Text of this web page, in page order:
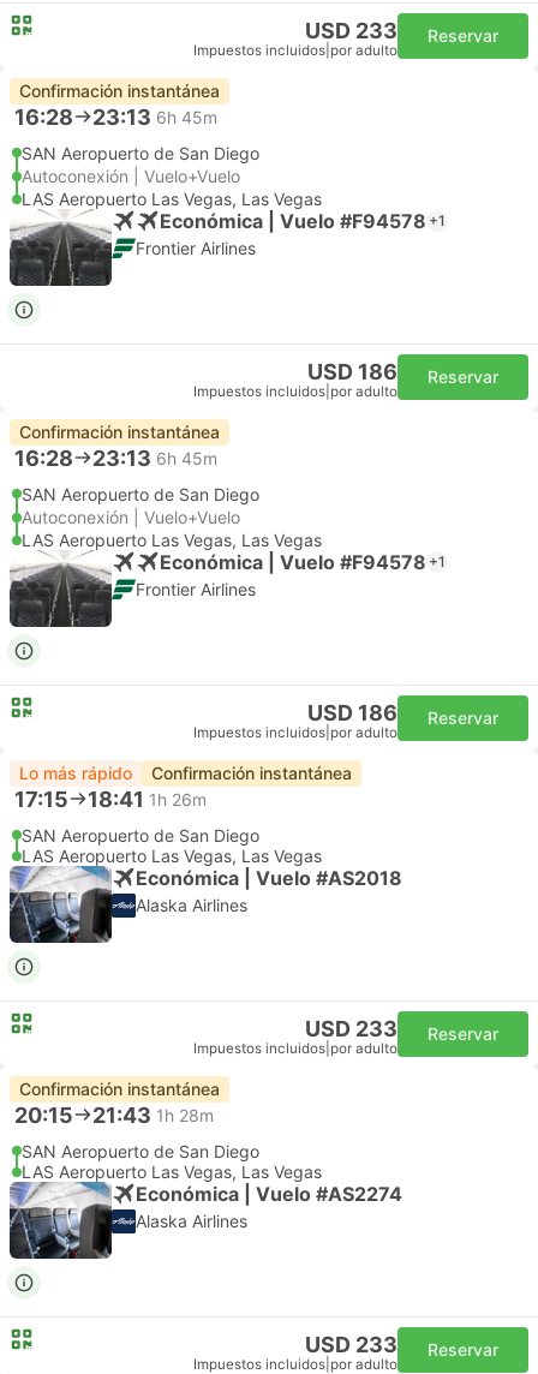
USD 233
Impuestos incluidos por adulto
Reservar
Confirmación instantánea
16:28 23:13 6h 45m
SAN Aeropuerto de San Diego
Autoconexión | Vuelo+Vuelo
LAS Aeropuerto Las Vegas, Las Vegas
Económica | Vuelo #F94578 +1
Frontier Airlines
USD 186
Impuestos incluidos por adulto
Reservar
Confirmación instantánea
16:28 23:13 6h 45m
SAN Aeropuerto de San Diego
Autoconexión | Vuelo+Vuelo
LAS Aeropuerto Las Vegas, Las Vegas
Económica | Vuelo #F94578 +1
Frontier Airlines
USD 186
Impuestos incluidos por adulto
Reservar
Lo más rápido Confirmación instantánea
17:15 18:41 1h 26m
SAN Aeropuerto de San Diego
LAS Aeropuerto Las Vegas, Las Vegas
Económica | Vuelo #AS2018
Alaska Airlines
USD 233
Impuestos incluidos por adulto
Reservar
Confirmación instantánea
20:15 21:43 1h 28m
SAN Aeropuerto de San Diego
LAS Aeropuerto Las Vegas, Las Vegas
Económica | Vuelo #AS2274
Alaska Airlines
USD 233
Impuestos incluidos por adulto
Reservar